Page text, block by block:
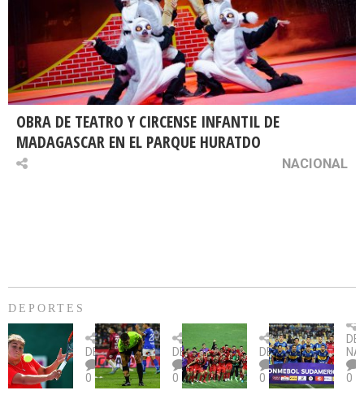
OBRA DE TEATRO Y CIRCENSE INFANTIL DE
MADAGASCAR EN EL PARQUE HURATDO
NACIONAL
DEPORTES
Billie
Jean
King
Cup:
DEPORTES
0
U.
Católica
fue
citada
DEPORTES
0
Copa
Sudamericana:
U.
La
DEPORTES
0
un
0